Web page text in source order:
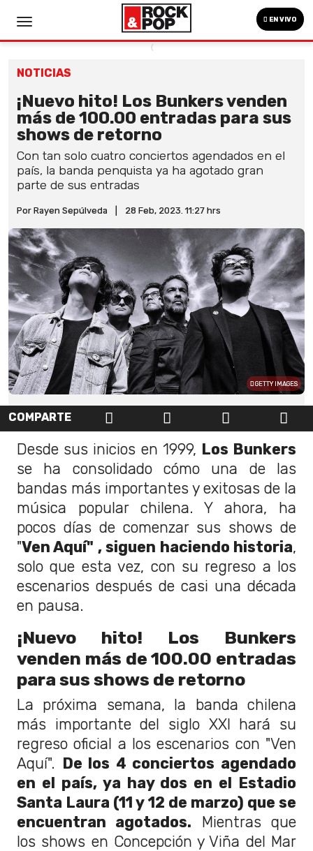
EN VIVO
NOTICIAS
¡Nuevo hito! Los Bunkers venden
más de 100.00 entradas para sus
shows de retorno
Con tan solo cuatro conciertos agendados en el
país, la banda penquista ya ha agotado gran
parte de sus entradas
Por Rayen Sepúlveda 28 Feb, 2023. 11:27 hrs
GETTY IMAGES
COMPARTE
Desde sus inicios en 1999, Los Bunkers
se ha consolidado cómo una de las
bandas más importantes y exitosas de la
música popular chilena. Y ahora, ha
pocos días de comenzar sus shows de
"Ven Aquí" , siguen haciendo historia,
solo que esta vez, con su regreso a los
escenarios después de casi una década
en pausa.
¡Nuevo hito! Los Bunkers
venden más de 100.00 entradas
para sus shows de retorno
La próxima semana, la banda chilena
más importante del siglo XXI hará su
regreso oficial a los escenarios con "Ven
Aquí". De los 4 conciertos agendado
en el país, ya hay dos en el Estadio
Santa Laura (11 y 12 de marzo) que se
encuentran agotados. Mientras que
los shows en Concepción y Viña del Mar